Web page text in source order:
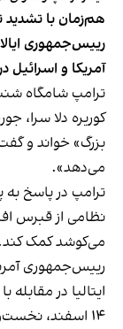
هم‌زمان با تشدید
رییس‌جمهوری
آمریکا و
کوریره دلا سرا،
بزرگ» خواند و
می‌دهد».
ترامپ در پاسخ
نظامی از قبرس
می‌کوشد کمک
رییس‌جمهوری
ایتالیا در مقابله
۱۴ اسفند،